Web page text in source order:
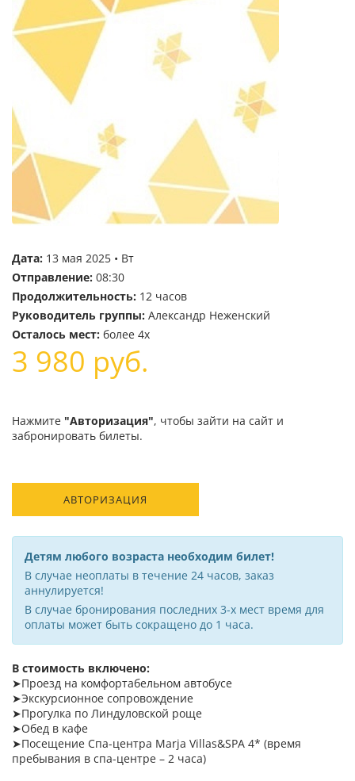
Дата: 13 мая 2025 • Вт
Отправление: 08:30
Продолжительность: 12 часов
Руководитель группы: Александр Неженский
Осталось мест: более 4х
3 980 руб.
Нажмите "Авторизация", чтобы зайти на сайт и
забронировать билеты.
АВТОРИЗАЦИЯ
Детям любого возраста необходим билет!
В случае неоплаты в течение 24 часов, заказ
аннулируется!
В случае бронирования последних 3-х мест время для
оплаты может быть сокращено до 1 часа.
В стоимость включено:
➤Проезд на комфортабельном автобусе
➤Экскурсионное сопровождение
➤Прогулка по Линдуловской роще
➤Обед в кафе
➤Посещение Спа-центра Marja Villas&SPA 4* (время
пребывания в спа-центре – 2 часа)